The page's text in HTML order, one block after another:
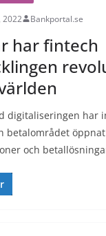
2022 Bankportal.se
har fintech
digitaliseringen har
betalområdet
och